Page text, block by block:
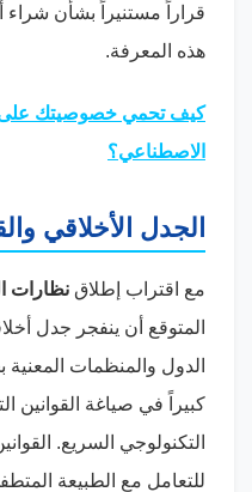
قراراً مستنيراً بشأن شراء
هذه المعرفة.
كيف تحمي خصوصيتك على
الاصطناعي؟
الجدل الأخلاقي
مع اقتراب إطلاق نظارات
المتوقع أن ينفجر جدل
الدول والمنظمات
كبيراً في صياغة القوانين
التكنولوجي السريع.
للتعامل مع الطبيعة